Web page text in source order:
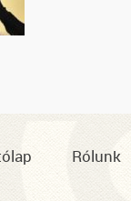
Rólunk